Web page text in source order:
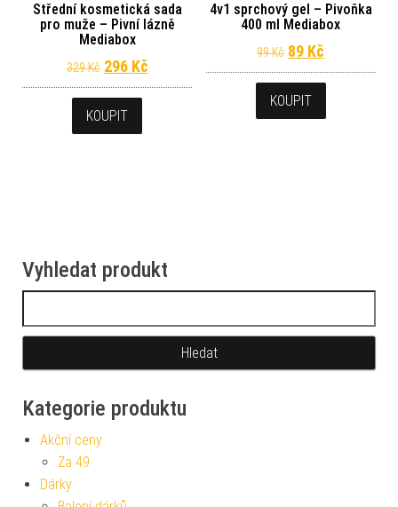
Střední kosmetická sada
pro muže – Pivní lázně
Mediabox
329Kč Původní cena byla: 329 Kč.
296 KčAktuální cena je: 296 Kč.
KOUPIT
4v1 sprchový gel – Pivoňka
400 ml Mediabox
99Kč Původní cena
89 Kč
KOUPIT
Vyhledat produkt
Kategorie produktu
Akční ceny
Za 49
Dárky